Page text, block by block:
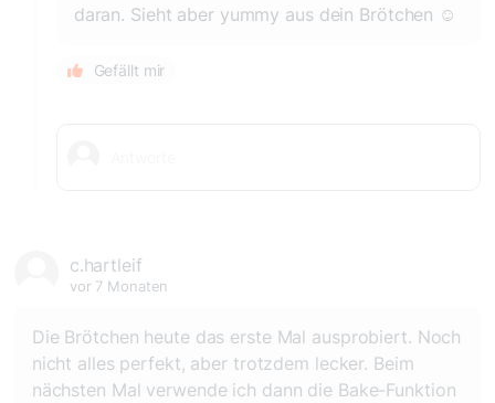
daran. Sieht aber yummy aus dein Brötchen ☺️
Gefällt mir
c.hartleif
vor 7 Monaten
Die Brötchen heute das erste Mal ausprobiert. Noch
nicht alles perfekt, aber trotzdem lecker. Beim
nächsten Mal verwende ich dann die Bake-Funktion